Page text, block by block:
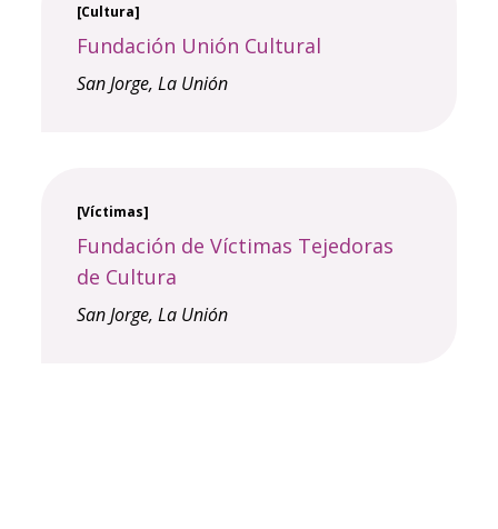
[Cultura]
Fundación Unión Cultural
San Jorge, La Unión
[Víctimas]
Fundación de Víctimas Tejedoras
de Cultura
San Jorge, La Unión